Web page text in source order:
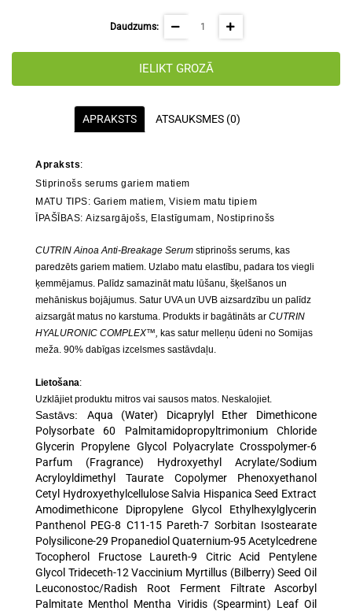
Daudzums:
IELIKT GROZĀ
APRAKSTS ATSAUKSMES (0)
Apraksts:
Stiprinošs serums gariem matiem
MATU TIPS: Gariem matiem, Visiem matu tipiem
ĪPAŠĪBAS: Aizsargājošs, Elastīgumam, Nostiprinošs
CUTRIN Ainoa Anti-Breakage Serum stiprinošs serums, kas
paredzēts gariem matiem. Uzlabo matu elastību, padara tos viegli
ķemmējamus. Palīdz samazināt matu lūšanu, šķelšanos un
mehāniskus bojājumus. Satur UVA un UVB aizsardzību un palīdz
aizsargāt matus no karstuma. Produkts ir bagātināts ar CUTRIN
HYALURONIC COMPLEX™, kas satur melleņu ūdeni no Somijas
meža. 90% dabīgas izcelsmes sastāvdaļu.
Lietošana:
Uzklājiet produktu mitros vai sausos matos. Neskalojiet.
Sastāvs: Aqua (Water) Dicaprylyl Ether Dimethicone
Polysorbate 60 Palmitamidopropyltrimonium Chloride
Glycerin Propylene Glycol Polyacrylate Crosspolymer-6
Parfum (Fragrance) Hydroxyethyl Acrylate/Sodium
Acryloyldimethyl Taurate Copolymer Phenoxyethanol
Cetyl Hydroxyethylcellulose Salvia Hispanica Seed Extract
Amodimethicone Dipropylene Glycol Ethylhexylglycerin
Panthenol PEG-8 C11-15 Pareth-7 Sorbitan Isostearate
Polysilicone-29 Propanediol Quaternium-95 Acetylcedrene
Tocopherol Fructose Laureth-9 Citric Acid Pentylene
Glycol Trideceth-12 Vaccinium Myrtillus (Bilberry) Seed Oil
Leuconostoc/Radish Root Ferment Filtrate Ascorbyl
Palmitate Menthol Mentha Viridis (Spearmint) Leaf Oil